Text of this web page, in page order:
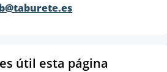
útil esta página